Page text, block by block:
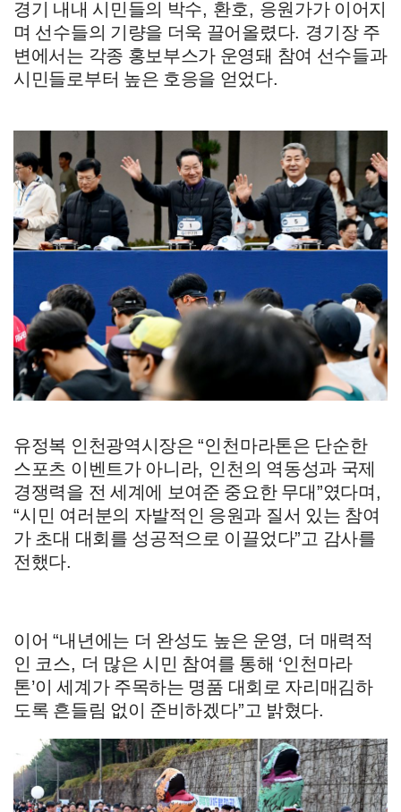
경기 내내 시민들의 박수, 환호, 응원가가 이어지
며 선수들의 기량을 더욱 끌어올렸다. 경기장 주
변에서는 각종 홍보부스가 운영돼 참여 선수들과
시민들로부터 높은 호응을 얻었다.
유정복 인천광역시장은“인천마라톤은 단순한
스포츠 이벤트가 아니라, 인천의 역동성과 국제
경쟁력을 전 세계에 보여준 중요한 무대”였다며 ,
“시민 여러분의 자발적인 응원과 질서 있는 참여
가 초대 대회를 성공적으로 이끌었다”고 감사를
전했다.
이어“내년에는 더 완성도 높은 운영, 더 매력적
인 코스, 더 많은 시민 참여를 통해 ‘인천마라
톤’이 세계가 주목하는 명품 대회로 자리매김하
도록 흔들림 없이 준비하겠다”고 밝혔다.